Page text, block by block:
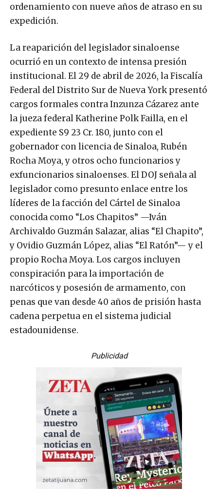
ordenamiento con nueve años de atraso en su
expedición.
La reaparición del legislador sinaloense
ocurrió en un contexto de intensa presión
institucional. El 29 de abril de 2026, la Fiscalía
Federal del Distrito Sur de Nueva York presentó
cargos formales contra Inzunza Cázarez ante
la jueza federal Katherine Polk Failla, en el
expediente S9 23 Cr. 180, junto con el
gobernador con licencia de Sinaloa, Rubén
Rocha Moya, y otros ocho funcionarios y
exfuncionarios sinaloenses. El DOJ señala al
legislador como presunto enlace entre los
líderes de la facción del Cártel de Sinaloa
conocida como “Los Chapitos” —Iván
Archivaldo Guzmán Salazar, alias “El Chapito”,
y Ovidio Guzmán López, alias “El Ratón”— y el
propio Rocha Moya. Los cargos incluyen
conspiración para la importación de
narcóticos y posesión de armamento, con
penas que van desde 40 años de prisión hasta
cadena perpetua en el sistema judicial
estadounidense.
Publicidad